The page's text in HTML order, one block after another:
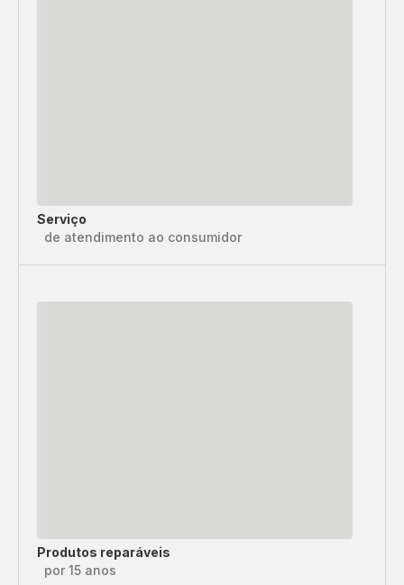
Serviço
de atendimento ao consumidor
Produtos reparáveis
por 15 anos